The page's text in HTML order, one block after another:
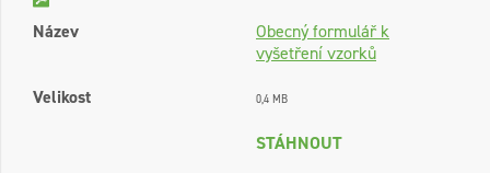
Název
Obecný formulář k
vyšetření vzorků
Velikost
0,4 MB
STÁHNOUT